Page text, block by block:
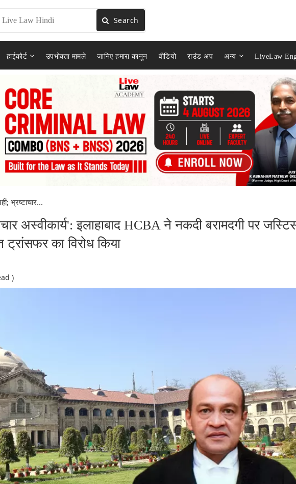
Search
हाईकोर्ट उपभोक्ता मामले जानिए हमारा कानून वीडियो राउंड अप अन्य LiveLaw
भ्रष्टाचार...
अस्वीकार्य': इलाहाबाद HCBA ने नकदी बरामदगी पर
ट्रांसफर का विरोध किया
)